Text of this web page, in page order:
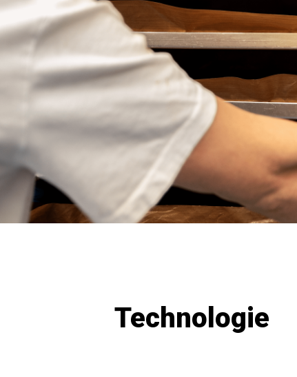
Technologie